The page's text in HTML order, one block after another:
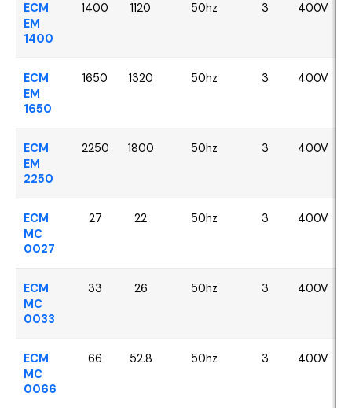
ECM
EM
1400
1400 1120 50hz 3 400V
ECM
EM
1650
1650 1320 50hz 3 400V
ECM
EM
2250
2250 1800 50hz 3 400V
ECM
MC
0027
27 22 50hz 3 400V
ECM
MC
0033
33 26 50hz 3 400V
ECM
MC
0066
66 52.8 50hz 3 400V